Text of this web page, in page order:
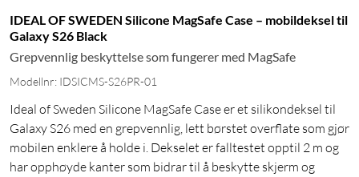
IDEAL OF SWEDEN Silicone MagSafe Case – mobildeksel til
Galaxy S26 Black
Grepvennlig beskyttelse som fungerer med MagSafe
Modellnr: IDSICMS-S26PR-01
Ideal of Sweden Silicone MagSafe Case er et silikondeksel til
Galaxy S26 med en grepvennlig, lett børstet overflate som gjør
mobilen enklere å holde i. Dekselet er falltestet opptil 2 m og
har opphøyde kanter som bidrar til å beskytte skjerm og